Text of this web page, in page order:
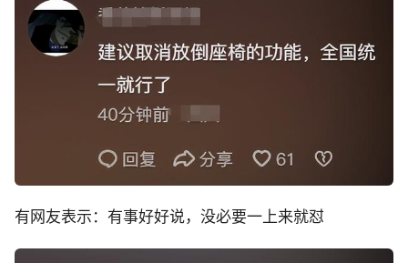
有网友表示：有事好好说，没必要一上来就怼